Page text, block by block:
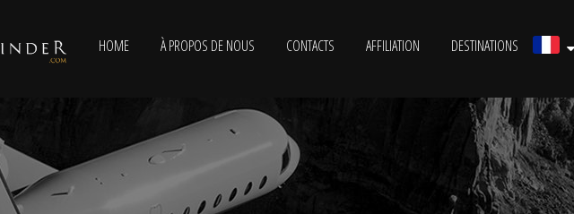
HOME À PROPOS DE NOUS CONTACTS AFFILIATION DESTINATIONS